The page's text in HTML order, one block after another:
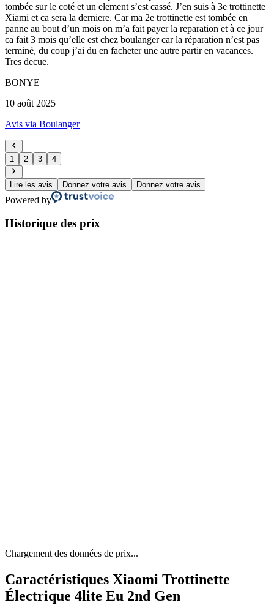
tombée sur le coté et un element s’est cassé. J’en suis à 3e trottinette
Xiami et ca sera la derniere. Car ma 2e trottinette est tombée en
panne au bout d’un mois on m’a fait payer la reparation et à ce jour
ca fait 3 mois qu’elle est chez boulanger car la réparation n’est pas
terminé, du coup j’ai du en facheter une autre partir en vacances.
Tres decue.
BONYE
10 août 2025
Avis via Boulanger
1 2 3 4
Lire les avis Donnez votre avis Donnez votre avis
Powered by
Historique des prix
Chargement des données de prix...
Caractéristiques Xiaomi Trottinette
Électrique 4lite Eu 2nd Gen